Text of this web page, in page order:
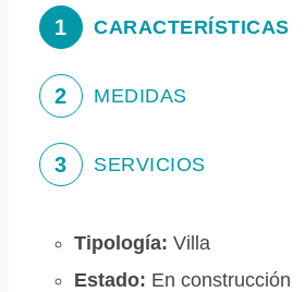
1 CARACTERÍSTICAS
2 MEDIDAS
3 SERVICIOS
Tipología: Villa
Estado: En construcción